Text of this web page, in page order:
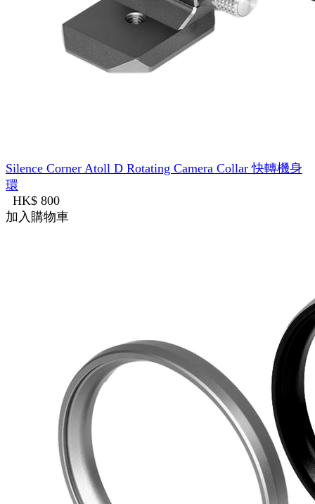
Silence Corner Atoll D Rotating Camera Collar 快轉機身
環
HK$ 800
加入購物車